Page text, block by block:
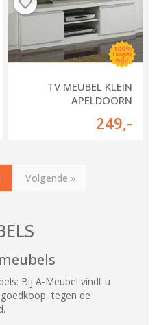
TV MEUBEL KLEIN
APELDOORN
249,-
Volgende »
Bij A-Meubel vindt u
tegen de